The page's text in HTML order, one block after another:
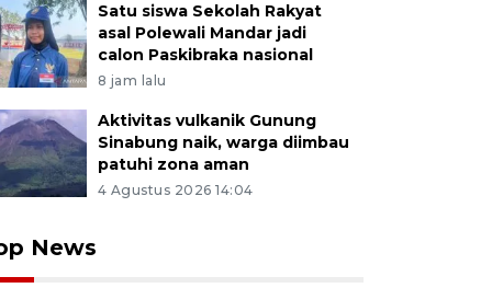
Satu siswa Sekolah Rakyat
asal Polewali Mandar jadi
calon Paskibraka nasional
8 jam lalu
Aktivitas vulkanik Gunung
Sinabung naik, warga diimbau
patuhi zona aman
4 Agustus 2026 14:04
News